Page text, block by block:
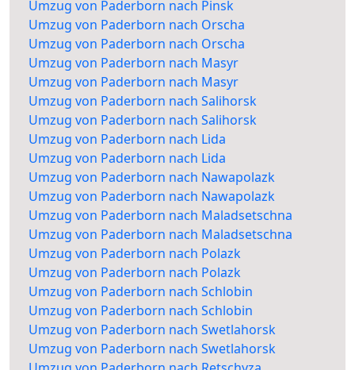
Umzug von Paderborn nach Pinsk
Umzug von Paderborn nach Orscha
Umzug von Paderborn nach Orscha
Umzug von Paderborn nach Masyr
Umzug von Paderborn nach Masyr
Umzug von Paderborn nach Salihorsk
Umzug von Paderborn nach Salihorsk
Umzug von Paderborn nach Lida
Umzug von Paderborn nach Lida
Umzug von Paderborn nach Nawapolazk
Umzug von Paderborn nach Nawapolazk
Umzug von Paderborn nach Maladsetschna
Umzug von Paderborn nach Maladsetschna
Umzug von Paderborn nach Polazk
Umzug von Paderborn nach Polazk
Umzug von Paderborn nach Schlobin
Umzug von Paderborn nach Schlobin
Umzug von Paderborn nach Swetlahorsk
Umzug von Paderborn nach Swetlahorsk